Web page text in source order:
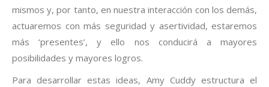
mismos y, por tanto, en nuestra interacción con los demás,
actuaremos con más seguridad y asertividad, estaremos
más ‘presentes’, y ello nos conducirá a mayores
posibilidades y mayores logros.
Para desarrollar estas ideas, Amy Cuddy estructura el